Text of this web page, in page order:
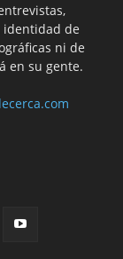
identidad de
ni de
en su gente.